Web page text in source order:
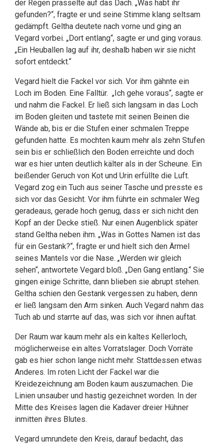
der Regen prasselte auf das Dach. „Was habt ihr
gefunden?“, fragte er und seine Stimme klang seltsam
gedämpft. Geltha deutete nach vorne und ging an
Vegard vorbei. „Dort entlang“, sagte er und ging voraus.
„Ein Heuballen lag auf ihr, deshalb haben wir sie nicht
sofort entdeckt.“
Vegard hielt die Fackel vor sich. Vor ihm gähnte ein
Loch im Boden. Eine Falltür. „Ich gehe voraus“, sagte er
und nahm die Fackel. Er ließ sich langsam in das Loch
im Boden gleiten und tastete mit seinen Beinen die
Wände ab, bis er die Stufen einer schmalen Treppe
gefunden hatte. Es mochten kaum mehr als zehn Stufen
sein bis er schließlich den Boden erreichte und doch
war es hier unten deutlich kälter als in der Scheune. Ein
beißender Geruch von Kot und Urin erfüllte die Luft.
Vegard zog ein Tuch aus seiner Tasche und presste es
sich vor das Gesicht. Vor ihm führte ein schmaler Weg
geradeaus, gerade hoch genug, dass er sich nicht den
Kopf an der Decke stieß. Nur einen Augenblick später
stand Geltha neben ihm. „Was in Gottes Namen ist das
für ein Gestank?“, fragte er und hielt sich den Ärmel
seines Mantels vor die Nase. „Werden wir gleich
sehen“, antwortete Vegard bloß. „Den Gang entlang.“ Sie
gingen einige Schritte, dann blieben sie abrupt stehen.
Geltha schien den Gestank vergessen zu haben, denn
er ließ langsam den Arm sinken. Auch Vegard nahm das
Tuch ab und starrte auf das, was sich vor ihnen auftat.
Der Raum war kaum mehr als ein kaltes Kellerloch,
möglicherweise ein altes Vorratslager. Doch Vorräte
gab es hier schon lange nicht mehr. Stattdessen etwas
Anderes. Im roten Licht der Fackel war die
Kreidezeichnung am Boden kaum auszumachen. Die
Linien unsauber und hastig gezeichnet worden. In der
Mitte des Kreises lagen die Kadaver dreier Hühner
inmitten ihres Blutes.
Vegard umrundete den Kreis, darauf bedacht, das